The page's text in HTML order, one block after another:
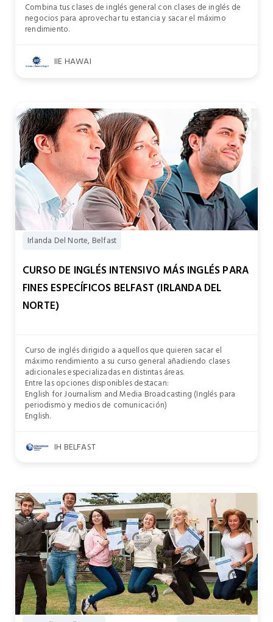
Combina tus clases de inglés general con clases de inglés de
negocios para aprovechar tu estancia y sacar el máximo
rendimiento.
IIE HAWAI
Irlanda Del Norte, Belfast
CURSO DE INGLÉS INTENSIVO MÁS INGLÉS PARA
FINES ESPECÍFICOS BELFAST (IRLANDA DEL
NORTE)
Curso de inglés dirigido a aquellos que quieren sacar el
máximo rendimiento a su curso general añadiendo clases
adicionales especializadas en distintas áreas.
Entre las opciones disponibles destacan:
English for Journalism and Media Broadcasting (Inglés para
periodismo y medios de comunicación)
English.
IH BELFAST